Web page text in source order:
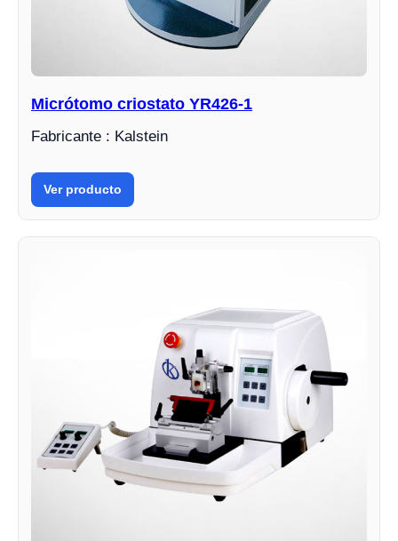
Micrótomo criostato YR426-1
Fabricante : Kalstein
Ver producto